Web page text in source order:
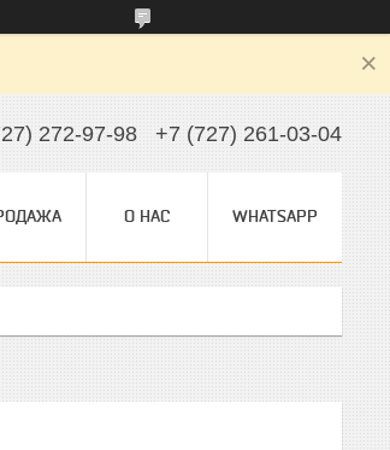
272-97-98 +7 (727) 261-03-04
О НАС WHATSAPP